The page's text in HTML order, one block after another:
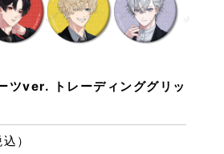
ツver. トレーディンググリッ
）